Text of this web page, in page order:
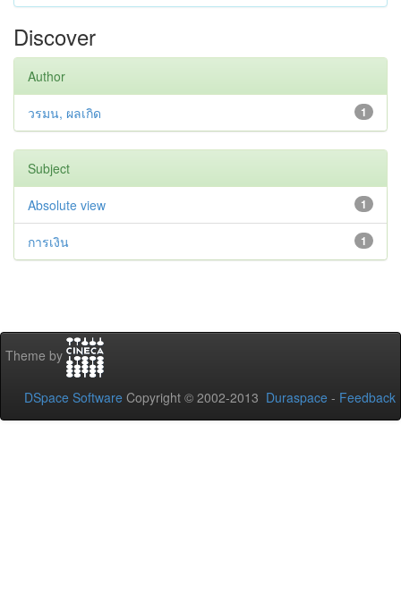
Discover
Author
1
วรมน, ผลเกิด
Subject
1
Absolute view
1
การเงิน
Theme by
DSpace Software Copyright © 2002-2013 Duraspace - Feedback